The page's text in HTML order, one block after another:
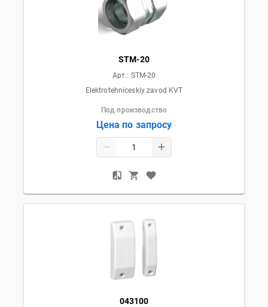
STM-20
Арт.: STM-20
Elektrotehniceskiy zavod KVT
Под производство
Цена по запросу
043100